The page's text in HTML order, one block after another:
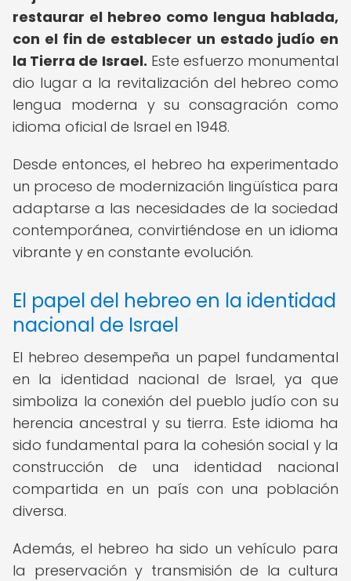
restaurar el hebreo como lengua hablada,
con el fin de establecer un estado judío en
la Tierra de Israel. Este esfuerzo monumental
dio lugar a la revitalización del hebreo como
lengua moderna y su consagración como
idioma oficial de Israel en 1948.
Desde entonces, el hebreo ha experimentado
un proceso de modernización lingüística para
adaptarse a las necesidades de la sociedad
contemporánea, convirtiéndose en un idioma
vibrante y en constante evolución.
El papel del hebreo en la identidad
nacional de Israel
El hebreo desempeña un papel fundamental
en la identidad nacional de Israel, ya que
simboliza la conexión del pueblo judío con su
herencia ancestral y su tierra. Este idioma ha
sido fundamental para la cohesión social y la
construcción de una identidad nacional
compartida en un país con una población
diversa.
Además, el hebreo ha sido un vehículo para
la preservación y transmisión de la cultura